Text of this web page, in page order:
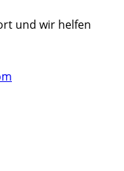
und wir helfen